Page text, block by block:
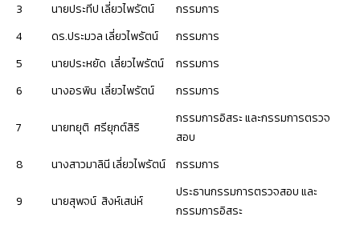
3
นายประทีป เลี่ยวไพรัตน์
กรรมการ
4
ดร.ประมวล เลี่ยวไพรัตน์
กรรมการ
5
นายประหยัด เลี่ยวไพรัตน์
กรรมการ
6
นางอรพิน เลี่ยวไพรัตน์ กรรมการ
7 นายทยุติ ศรียุกต์สิริ
กรรมการอิสระ และกรรมการตรวจ
สอบ
8
นางสาวมาลินี เลี่ยวไพรัตน์ กรรมการ
9 นายสุพจน์ สิงห์เสน่ห์
ประธานกรรมการตรวจสอบ และ
กรรมการอิสระ